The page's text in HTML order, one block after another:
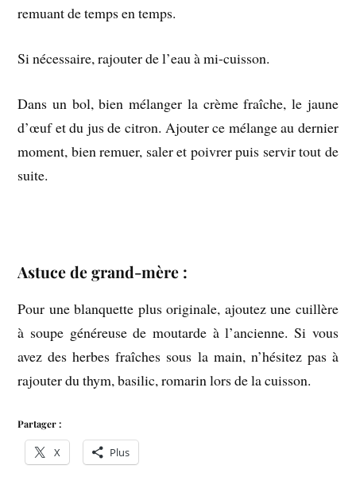
remuant de temps en temps.
Si nécessaire, rajouter de l’eau à mi-cuisson.
Dans un bol, bien mélanger la crème fraîche, le jaune
d’œuf et du jus de citron. Ajouter ce mélange au dernier
moment, bien remuer, saler et poivrer puis servir tout de
suite.
Astuce de grand-mère :
Pour une blanquette plus originale, ajoutez une cuillère
à soupe généreuse de moutarde à l’ancienne. Si vous
avez des herbes fraîches sous la main, n’hésitez pas à
rajouter du thym, basilic, romarin lors de la cuisson.
Partager :
X Plus